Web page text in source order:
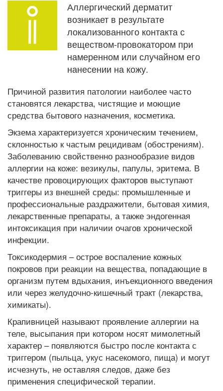
Аллергический дерматит
возникает в результате
локализованного контакта с
веществом-провокатором при
намеренном или случайном его
нанесении на кожу.
Причиной развития патологии наиболее часто
становятся лекарства, чистящие и моющие
средства бытового назначения, косметика.
Экзема характеризуется хроническим течением,
склонностью к частым рецидивам (обострениям).
Заболеванию свойственно разнообразие видов
аллергии на коже: везикулы, папулы, эритема. В
качестве провоцирующих факторов выступают
триггеры из внешней среды: промышленные и
профессиональные раздражители, бытовая химия,
лекарственные препараты, а также эндогенная
интоксикация при наличии очагов хронической
инфекции.
Токсикодермия – острое воспаление кожных
покровов при реакции на вещества, попадающие в
организм путем вдыхания, инъекционного введения
или через желудочно-кишечный тракт (лекарства,
химикаты).
Крапивницей называют проявление аллергии на
теле, высыпания при котором носят мимолетный
характер – появляются быстро после контакта с
триггером (пыльца, укус насекомого, пища) и могут
исчезнуть, не оставляя следов, даже без
применения специфической терапии.